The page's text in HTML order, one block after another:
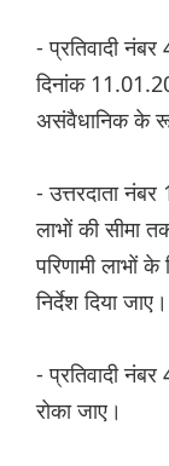
- प्रतिवादी
दिनांक
असंवैधानिक के
- उत्तरदाता
लाभों की सीमा
परिणामी लाभों
निर्देश दिया जाए।
- प्रतिवादी
रोका जाए।